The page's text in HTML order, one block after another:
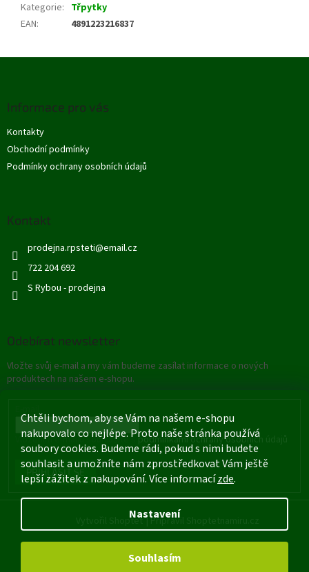
Chtěli bychom, aby se Vám na našem e-shopu
nakupovalo co nejlépe. Proto naše stránka používá
soubory cookies. Budeme rádi, pokud s nimi budete
souhlasit a umožníte nám zprostředkovat Vám ještě
lepší zážitek z nakupování. Více informacízde.
Nastavení
Souhlasím
Kategorie: Třpytky
EAN: 4891223216837
Informace pro vás
Kontakty
Obchodní podmínky
Podmínky ochrany osobních údajů
Kontakt
prodejna.rpsteti@email.cz
722 204 692
S Rybou - prodejna
Odebírat newsletter
Vložte svůj e-mail a my vám budeme zasílat informace o nových
produktech na našem e-shopu.
Vložením e-mailu souhlasíte s podmínkami ochrany osobních údajů
PŘIHLÁSIT SE
Vytvořil Shoptet |Připravil Shoptetnamiru.cz
Rybářské potřeby - Štětí